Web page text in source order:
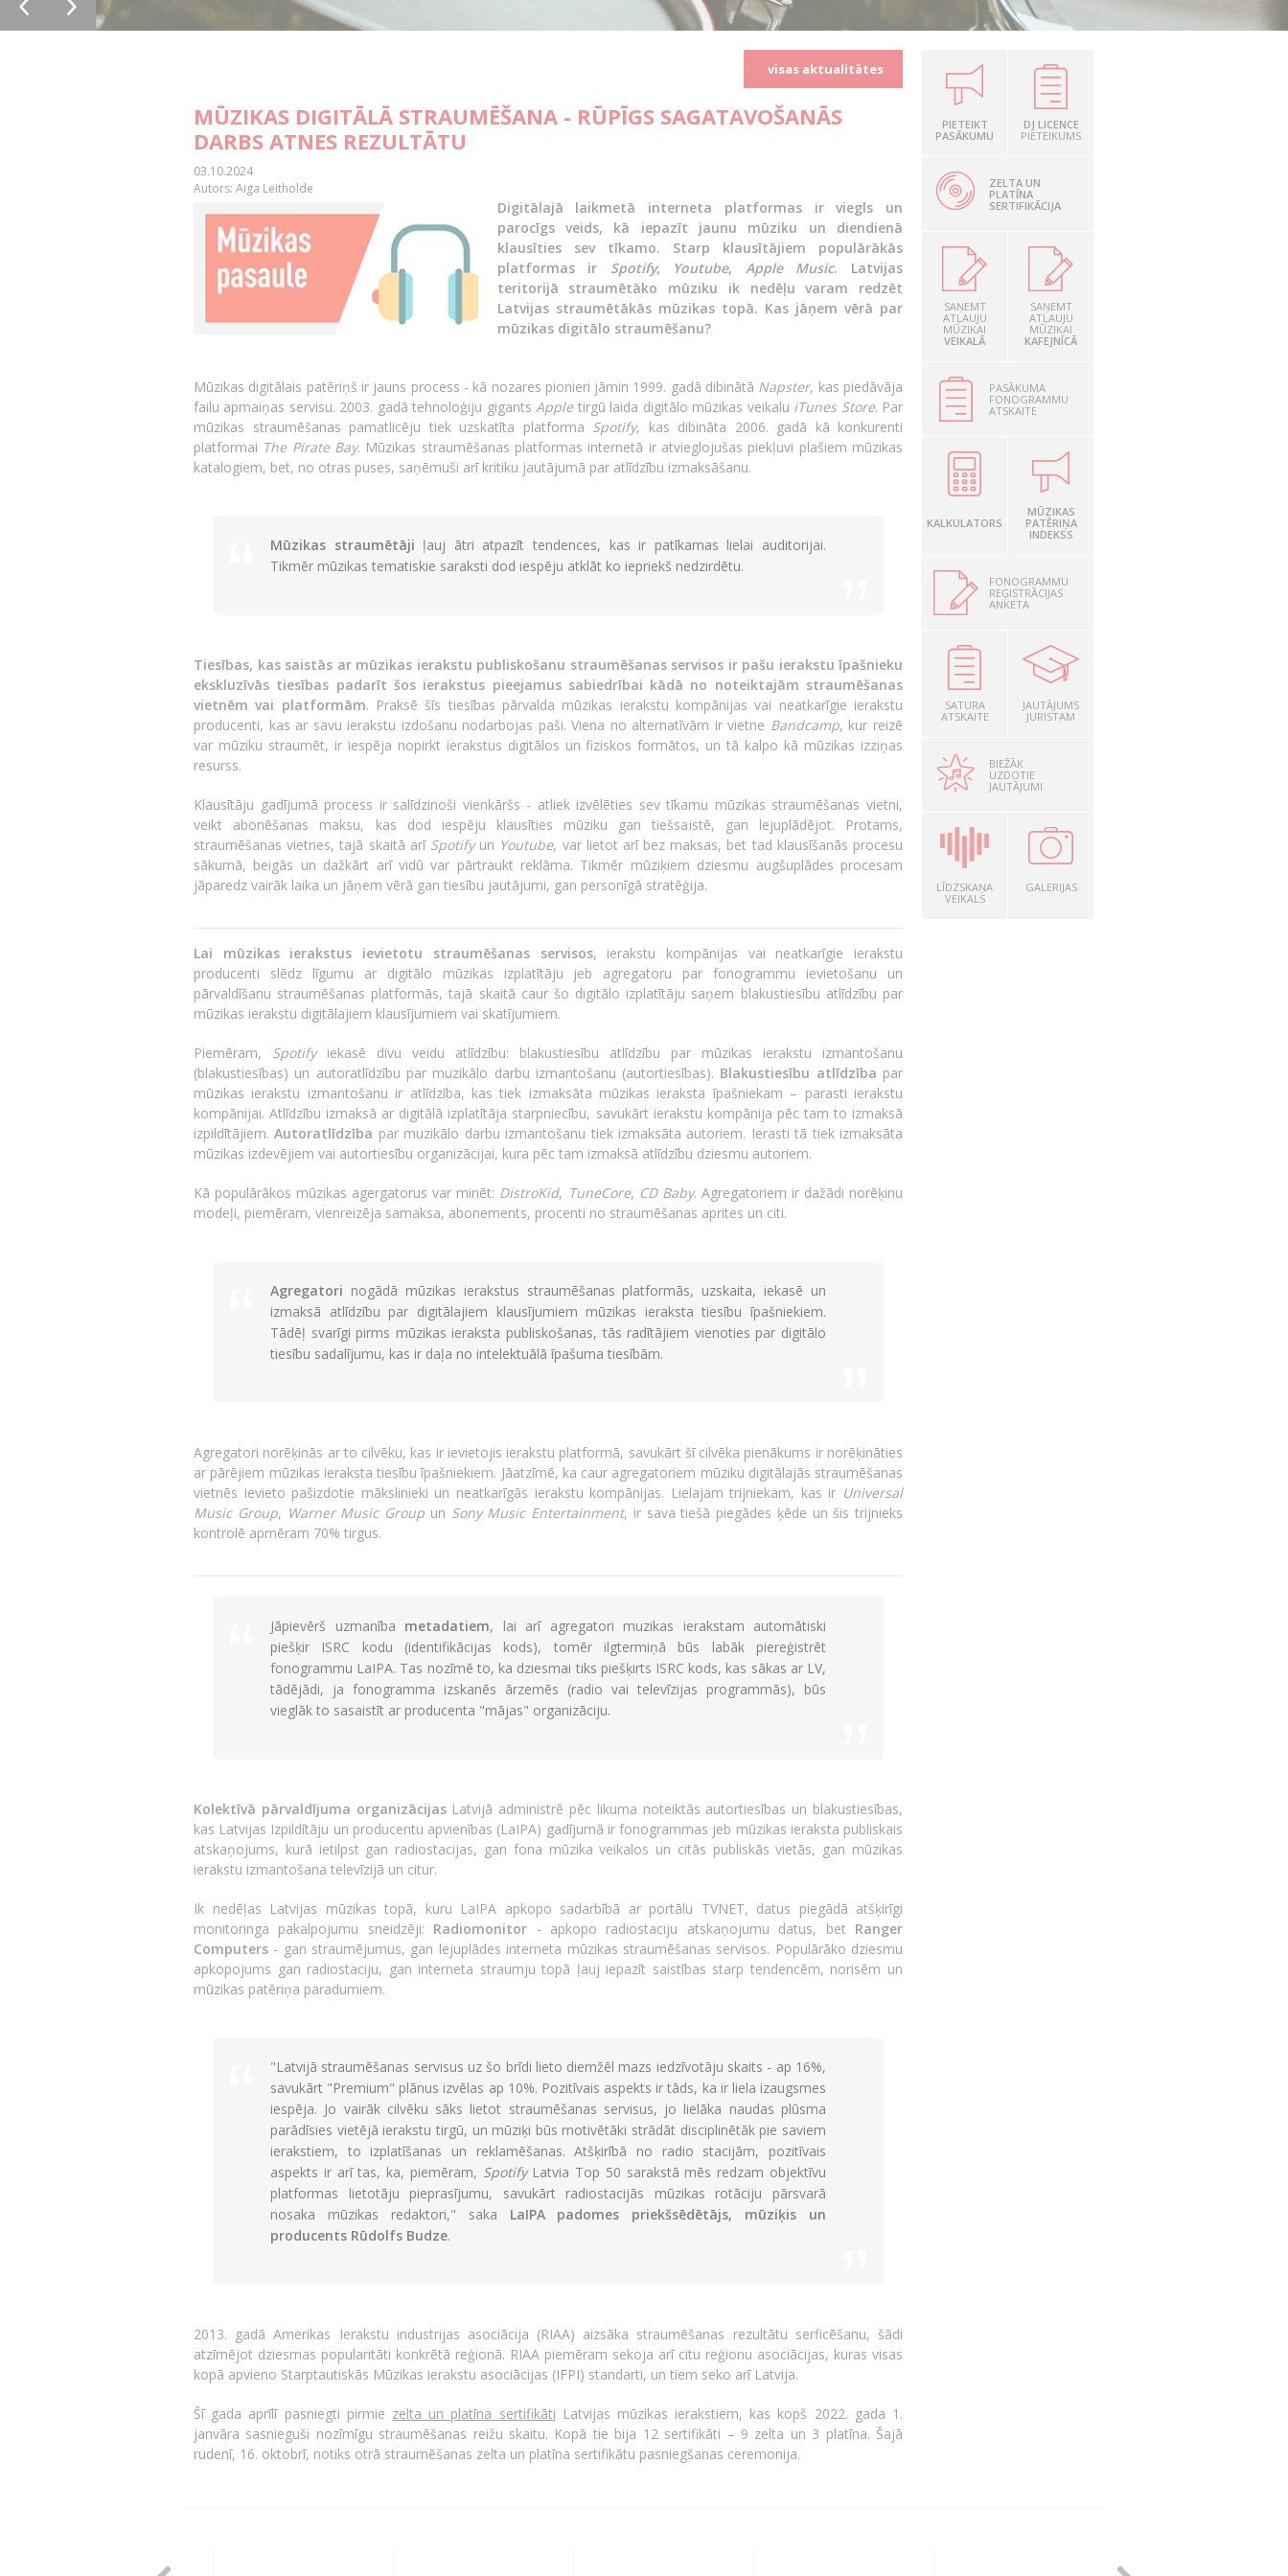
visas aktualitātes
MŪZIKAS DIGITĀLĀ STRAUMĒŠANA - RŪPĪGS SAGATAVOŠANĀS
DARBS ATNES REZULTĀTU
03.10.2024
Autors: Aiga Leitholde
Digitālajā laikmetā interneta platformas ir viegls un
parocīgs veids, kā iepazīt jaunu mūziku un diendienā
klausīties sev tīkamo. Starp klausītājiem populārākās
platformas ir Spotify, Youtube, Apple Music. Latvijas
teritorijā straumētāko mūziku ik nedēļu varam redzēt
Latvijas straumētākās mūzikas topā. Kas jāņem vērā par
mūzikas digitālo straumēšanu?
Mūzikas digitālais patēriņš ir jauns process - kā nozares pionieri jāmin 1999. gadā dibinātā Napster, kas piedāvāja
failu apmaiņas servisu. 2003. gadā tehnoloģiju gigantsAppletirgū laida digitālo mūzikas veikalu iTunes Store. Par
mūzikas straumēšanas pamatlicēju tiek uzskatīta platforma Spotify, kas dibināta 2006. gadā kā konkurenti
platformai The Pirate Bay. Mūzikas straumēšanas platformas internetā ir atvieglojušas piekļuvi plašiem mūzikas
katalogiem, bet, no otras puses, saņēmuši arī kritiku jautājumā par atlīdzību izmaksāšanu.
Mūzikas straumētāji ļauj ātri atpazīt tendences, kas ir patīkamas lielai auditorijai.
Tikmēr mūzikas tematiskie saraksti dod iespēju atklāt ko iepriekš nedzirdētu.
Tiesības, kas saistās ar mūzikas ierakstu publiskošanu straumēšanas servisos ir pašu ierakstu īpašnieku
ekskluzīvās tiesības padarīt šos ierakstus pieejamus sabiedrībai kādā no noteiktajām straumēšanas
vietnēm vai platformām. Praksē šīs tiesības pārvalda mūzikas ierakstu kompānijas vai neatkarīgie ierakstu
producenti, kas ar savu ierakstu izdošanu nodarbojas paši. Viena no alternatīvām ir vietne Bandcamp, kur reizē
var mūziku straumēt, ir iespēja nopirkt ierakstus digitālos un fiziskos formātos, un tā kalpo kā mūzikas izziņas
resurss.
Klausītāju gadījumā process ir salīdzinoši vienkāršs - atliek izvēlēties sev tīkamu mūzikas straumēšanas vietni,
veikt abonēšanas maksu, kas dod iespēju klausīties mūziku gan tiešsaistē, gan lejuplādējot. Protams,
straumēšanas vietnes, tajā skaitā arī Spotify un Youtube, var lietot arī bez maksas, bet tad klausīšanās procesu
sākumā, beigās un dažkārt arī vidū var pārtraukt reklāma. Tikmēr mūziķiem dziesmu augšuplādes procesam
jāparedz vairāk laika un jāņem vērā gan tiesību jautājumi, gan personīgā stratēģija.
Lai mūzikas ierakstus ievietotu straumēšanas servisos, ierakstu kompānijas vai neatkarīgie ierakstu
producenti slēdz līgumu ar digitālo mūzikas izplatītāju jeb agregatoru par fonogrammu ievietošanu un
pārvaldīšanu straumēšanas platformās, tajā skaitā caur šo digitālo izplatītāju saņem blakustiesību atlīdzību par
mūzikas ierakstu digitālajiem klausījumiem vai skatījumiem.
Piemēram, Spotify iekasē divu veidu atlīdzību: blakustiesību atlīdzību par mūzikas ierakstu izmantošanu
(blakustiesības) un autoratlīdzību par muzikālo darbu izmantošanu (autortiesības). Blakustiesību atlīdzība par
mūzikas ierakstu izmantošanu ir atlīdzība, kas tiek izmaksāta mūzikas ieraksta īpašniekam – parasti ierakstu
kompānijai. Atlīdzību izmaksā ar digitālā izplatītāja starpniecību, savukārt ierakstu kompānija pēc tam to izmaksā
izpildītājiem.Autoratlīdzība par muzikālo darbu izmantošanu tiek izmaksāta autoriem. Ierasti tā tiek izmaksāta
mūzikas izdevējiem vai autortiesību organizācijai, kura pēc tam izmaksā atlīdzību dziesmu autoriem.
Kā populārākos mūzikas agergatorus var minēt: DistroKid, TuneCore, CD Baby. Agregatoriem ir dažādi norēķinu
modeļi, piemēram, vienreizēja samaksa, abonements, procenti no straumēšanas aprites un citi.
Agregatori nogādā mūzikas ierakstus straumēšanas platformās, uzskaita, iekasē un
izmaksā atlīdzību par digitālajiem klausījumiem mūzikas ieraksta tiesību īpašniekiem.
Tādēļ svarīgi pirms mūzikas ieraksta publiskošanas, tās radītājiem vienoties par digitālo
tiesību sadalījumu, kas ir daļa no intelektuālā īpašuma tiesībām.
Agregatori norēķinās ar to cilvēku, kas ir ievietojis ierakstu platformā, savukārt šī cilvēka pienākums ir norēķināties
ar pārējiem mūzikas ieraksta tiesību īpašniekiem. Jāatzīmē, ka caur agregatoriem mūziku digitālajās straumēšanas
vietnēs ievieto pašizdotie mākslinieki un neatkarīgās ierakstu kompānijas. Lielajam trijniekam, kas ir Universal
Music Group, Warner Music Group un Sony Music Entertainment, ir sava tiešā piegādes ķēde un šis trijnieks
kontrolē apmēram 70% tirgus.
Jāpievērš uzmanība metadatiem, lai arī agregatori muzikas ierakstam automātiski
piešķir ISRC kodu (identifikācijas kods), tomēr ilgtermiņā būs labāk piereģistrēt
fonogrammu LaIPA. Tas nozīmē to, ka dziesmai tiks piešķirts ISRC kods, kas sākas ar LV,
tādējādi, ja fonogramma izskanēs ārzemēs (radio vai televīzijas programmās), būs
vieglāk to sasaistīt ar producenta "mājas" organizāciju.
Kolektīvā pārvaldījuma organizācijasLatvijā administrē pēc likuma noteiktās autortiesības un blakustiesības,
kas Latvijas Izpildītāju un producentu apvienības (LaIPA) gadījumā ir fonogrammas jeb mūzikas ieraksta publiskais
atskaņojums, kurā ietilpst gan radiostacijas, gan fona mūzika veikalos un citās publiskās vietās, gan mūzikas
ierakstu izmantošana televīzijā un citur.
Ik nedēļas Latvijas mūzikas topā, kuru LaIPA apkopo sadarbībā ar portālu TVNET, datus piegādā atšķirīgi
monitoringa pakalpojumu sneidzēji: Radiomonitor - apkopo radiostaciju atskaņojumu datus, bet Ranger
Computers - gan straumējumus, gan lejuplādes interneta mūzikas straumēšanas servisos. Populārāko dziesmu
apkopojums gan radiostaciju, gan interneta straumju topā ļauj iepazīt saistības starp tendencēm, norisēm un
mūzikas patēriņa paradumiem.
"Latvijā straumēšanas servisus uz šo brīdi lieto diemžēl mazs iedzīvotāju skaits - ap 16%,
savukārt "Premium" plānus izvēlas ap 10%. Pozitīvais aspekts ir tāds, ka ir liela izaugsmes
iespēja. Jo vairāk cilvēku sāks lietot straumēšanas servisus, jo lielāka naudas plūsma
parādīsies vietējā ierakstu tirgū, un mūziķi būs motivētāki strādāt disciplinētāk pie saviem
ierakstiem, to izplatīšanas un reklamēšanas. Atšķirībā no radio stacijām, pozitīvais
aspekts ir arī tas, ka, piemēram, Spotify Latvia Top 50 sarakstā mēs redzam objektīvu
platformas lietotāju pieprasījumu, savukārt radiostacijās mūzikas rotāciju pārsvarā
nosaka mūzikas redaktori," saka LaIPA padomes priekšsēdētājs, mūziķis un
producents Rūdolfs Budze.
2013. gadā Amerikas Ierakstu industrijas asociācija (RIAA) aizsāka straumēšanas rezultātu serficēšanu, šādi
atzīmējot dziesmas popularitāti konkrētā reģionā. RIAA piemēram sekoja arī citu reģionu asociācijas, kuras visas
kopā apvieno Starptautiskās Mūzikas ierakstu asociācijas (IFPI) standarti, un tiem seko arī Latvija.
Šī gada aprīlī pasniegti pirmie zelta un platīna sertifikāti Latvijas mūzikas ierakstiem, kas kopš 2022. gada 1.
janvāra sasnieguši nozīmīgu straumēšanas reižu skaitu. Kopā tie bija 12 sertifikāti – 9 zelta un 3 platīna. Šajā
rudenī, 16. oktobrī, notiks otrā straumēšanas zelta un platīna sertifikātu pasniegšanas ceremonija.
PIETEIKT
PASĀKUMU
DJ LICENCE
PIETEIKUMS
ZELTA UN
PLATĪNA
SERTIFIKĀCIJA
SAŅEMT
ATĻAUJU
MŪZIKAI
VEIKALĀ
SAŅEMT
ATĻAUJU
MŪZIKAI
KAFEJNĪCĀ
PASĀKUMA
FONOGRAMMU
ATSKAITE
KALKULATORS
MŪZIKAS
PATĒRIŅA
INDEKSS
FONOGRAMMU
REĢISTRĀCIJAS
ANKETA
SATURA
ATSKAITE
JAUTĀJUMS
JURISTAM
BIEŽĀK
UZDOTIE
JAUTĀJUMI
LĪDZSKAŅA
VEIKALS
GALERIJAS